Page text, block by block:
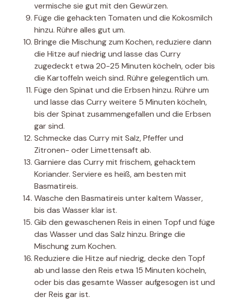
vermische sie gut mit den Gewürzen.
Füge die gehackten Tomaten und die Kokosmilch
hinzu. Rühre alles gut um.
Bringe die Mischung zum Kochen, reduziere dann
die Hitze auf niedrig und lasse das Curry
zugedeckt etwa 20-25 Minuten köcheln, oder bis
die Kartoffeln weich sind. Rühre gelegentlich um.
Füge den Spinat und die Erbsen hinzu. Rühre um
und lasse das Curry weitere 5 Minuten köcheln,
bis der Spinat zusammengefallen und die Erbsen
gar sind.
Schmecke das Curry mit Salz, Pfeffer und
Zitronen- oder Limettensaft ab.
Garniere das Curry mit frischem, gehacktem
Koriander. Serviere es heiß, am besten mit
Basmatireis.
Wasche den Basmatireis unter kaltem Wasser,
bis das Wasser klar ist.
Gib den gewaschenen Reis in einen Topf und füge
das Wasser und das Salz hinzu. Bringe die
Mischung zum Kochen.
Reduziere die Hitze auf niedrig, decke den Topf
ab und lasse den Reis etwa 15 Minuten köcheln,
oder bis das gesamte Wasser aufgesogen ist und
der Reis gar ist.